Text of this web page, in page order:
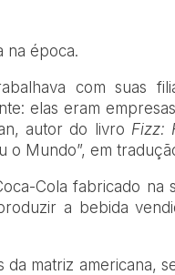
na época.
com suas
elas eram
autor do livro Fizz:
o Mundo”, em
Cola fabricado na
a bebida
matriz americana,